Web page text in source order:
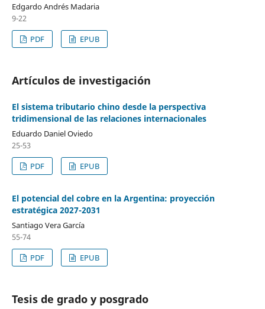
Edgardo Andrés Madaria
9-22
PDF
EPUB
Artículos de investigación
El sistema tributario chino desde la perspectiva
tridimensional de las relaciones internacionales
Eduardo Daniel Oviedo
25-53
PDF
EPUB
El potencial del cobre en la Argentina: proyección
estratégica 2027-2031
Santiago Vera García
55-74
PDF
EPUB
Tesis de grado y posgrado